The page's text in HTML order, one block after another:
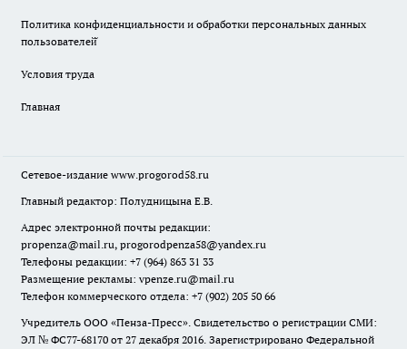
Политика конфиденциальности и обработки персональных данных
пользователей̆
Условия труда
Главная
Сетевое-издание www.progorod58.ru
Главный редактор: Полудницына Е.В.
Адрес электронной почты редакции:
propenza@mail.ru, progorodpenza58@yandex.ru
Телефоны редакции: +7 (964) 863 31 33
Размещение рекламы: vpenze.ru@mail.ru
Телефон коммерческого отдела: +7 (902) 205 50 66
Учредитель ООО «Пенза-Пресс». Свидетельство о регистрации СМИ:
ЭЛ № ФС77-68170 от 27 декабря 2016. Зарегистрировано Федеральной